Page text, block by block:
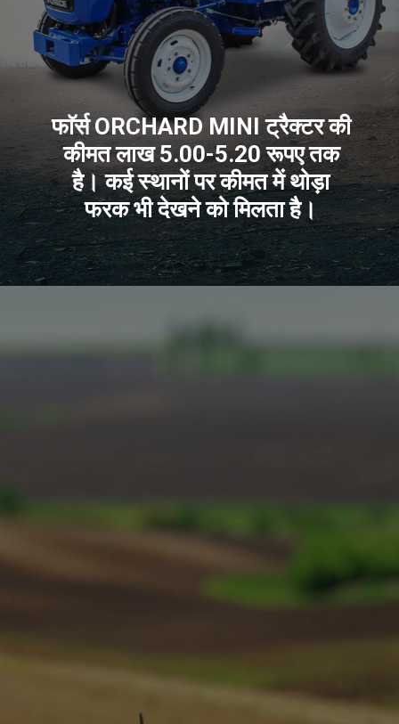
फाॅर्स ORCHARD MINI ट्रैक्टर की
कीमत लाख 5.00-5.20 रूपए तक
है। कई स्थानों पर कीमत में थोड़ा
फरक भी देखने को मिलता है।